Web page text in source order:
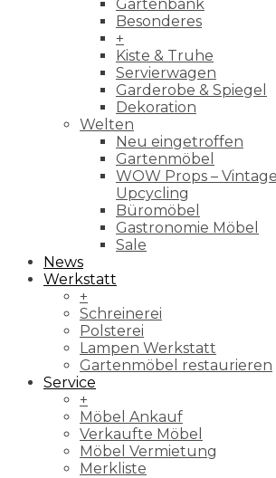
Gartenbank
Besonderes
+
Kiste & Truhe
Servierwagen
Garderobe & Spiegel
Dekoration
Welten
Neu eingetroffen
Gartenmöbel
WOW Props –
Upcycling
Büromöbel
Gastronomie Möbel
Sale
News
Werkstatt
+
Schreinerei
Polsterei
Lampen Werkstatt
Gartenmöbel restaurieren
Service
+
Möbel Ankauf
Verkaufte Möbel
Möbel Vermietung
Merkliste